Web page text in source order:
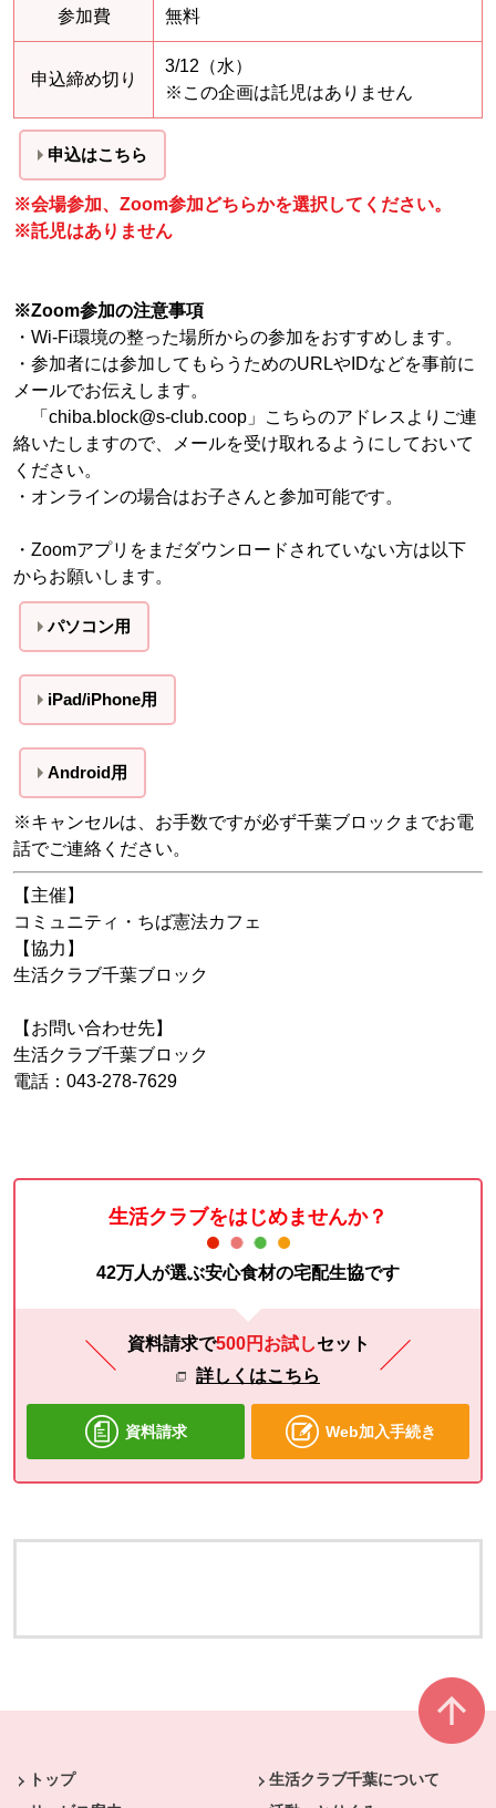
参加費 無料
申込締め切り
3/12（水）
※この企画は託児はありません
申込はこちら
※会場参加、Zoom参加どちらかを選択してください。
※託児はありません
※Zoom参加の注意事項
・Wi-Fi環境の整った場所からの参加をおすすめします。
・参加者には参加してもらうためのURLやIDなどを事前に
メールでお伝えします。
「chiba.block@s-club.coop」こちらのアドレスよりご連
絡いたしますので、メールを受け取れるようにしておいて
ください。
・オンラインの場合はお子さんと参加可能です。
・Zoomアプリをまだダウンロードされていない方は以下
からお願いします。
パソコン用
iPad/iPhone用
Android用
※キャンセルは、お手数ですが必ず千葉ブロックまでお電
話でご連絡ください。
【主催】
コミュニティ・ちば憲法カフェ
【協力】
生活クラブ千葉ブロック
【お問い合わせ先】
生活クラブ千葉ブロック
電話：043-278-7629
生活クラブをはじめませんか？
42万人が選ぶ安心食材の宅配生協です
資料請求で500円お試しセット
詳しくはこちら
資料請求 Web加入手続き
トップ
生活クラブ千葉について